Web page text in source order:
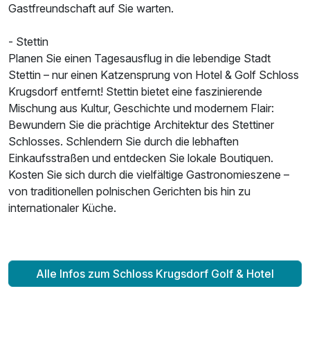
Gastfreundschaft auf Sie warten.
- Stettin
Planen Sie einen Tagesausflug in die lebendige Stadt
Stettin – nur einen Katzensprung von Hotel & Golf Schloss
Krugsdorf entfernt! Stettin bietet eine faszinierende
Mischung aus Kultur, Geschichte und modernem Flair:
Bewundern Sie die prächtige Architektur des Stettiner
Schlosses. Schlendern Sie durch die lebhaften
Einkaufsstraßen und entdecken Sie lokale Boutiquen.
Kosten Sie sich durch die vielfältige Gastronomieszene –
von traditionellen polnischen Gerichten bis hin zu
internationaler Küche.
Alle Infos zum Schloss Krugsdorf Golf & Hotel